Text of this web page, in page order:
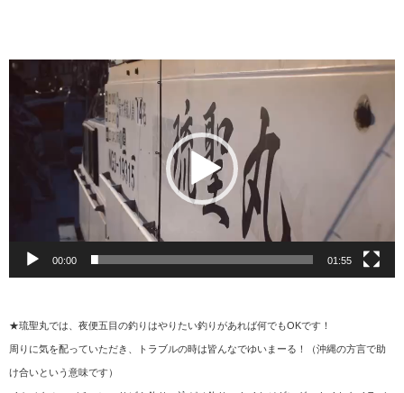
動
00:00 01:55
★琉聖丸では、夜便五目の釣りはやりたい釣りがあれば何でもOKです！
周りに気を配っていただき、トラブルの時は皆んなでゆいまーる！（沖縄の方言で助
け合いという意味です）